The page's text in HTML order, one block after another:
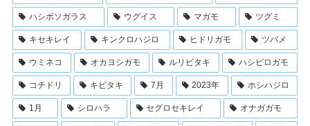
ハシボソガラス ウグイス マガモ ツグミ
キセキレイ キンクロハジロ ヒドリガモ ツバメ
ウミネコ オカヨシガモ ルリビタキ ハシビロガモ
コチドリ キビタキ 7月 2023年 ホシハジロ
1月 シロハラ セグロセキレイ オナガガモ